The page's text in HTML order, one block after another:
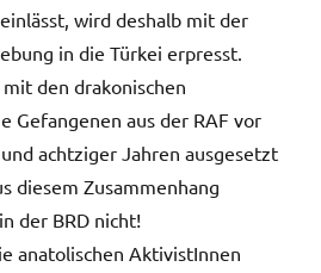
wird deshalb mit der
in die Türkei erpresst.
den drakonischen
Gefangenen aus der RAF vor
achtziger Jahren ausgesetzt
diesem Zusammenhang
der BRD nicht!
anatolischen AktivistInnen